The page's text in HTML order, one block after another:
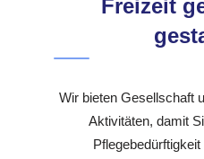
Freizeit
Wir bieten Gesellschaft
Aktivitäten, damit